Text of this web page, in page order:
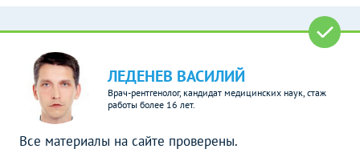
ЛЕДЕНЕВ ВАСИЛИЙ
Врач-рентгенолог, кандидат медицинских наук, стаж
работы более 16 лет.
Все материалы на сайте проверены.